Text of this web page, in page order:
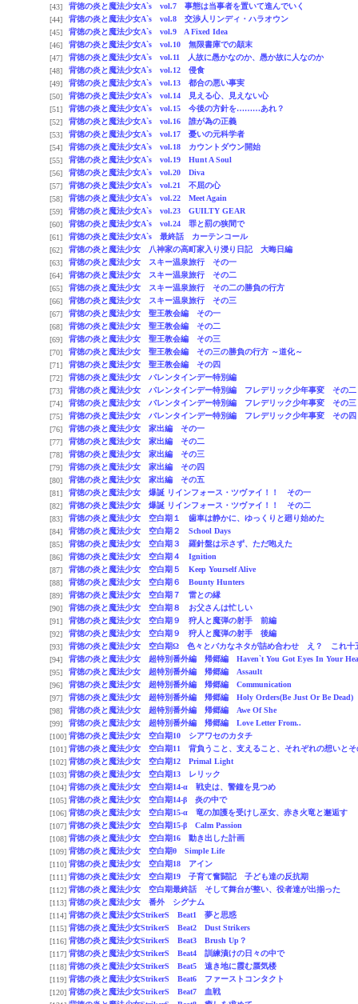
[43]
背徳の炎と魔法少女A`s vol.7 事態は当事者を置いて進んでいく
[44]
背徳の炎と魔法少女A`s vol.8 交渉人リンディ・ハラオウン
[45]
背徳の炎と魔法少女A`s vol.9 A Fixed Idea
[46]
背徳の炎と魔法少女A`s vol.10 無限書庫での顛末
[47]
背徳の炎と魔法少女A`s vol.11 人故に愚かなのか、愚か故に人なのか
[48]
背徳の炎と魔法少女A`s vol.12 侵食
[49]
背徳の炎と魔法少女A`s vol.13 都合の悪い事実
[50]
背徳の炎と魔法少女A`s vol.14 見える心、見えない心
[51]
背徳の炎と魔法少女A`s vol.15 今後の方針を………あれ？
[52]
背徳の炎と魔法少女A`s vol.16 誰が為の正義
[53]
背徳の炎と魔法少女A`s vol.17 憂いの元科学者
[54]
背徳の炎と魔法少女A`s vol.18 カウントダウン開始
[55]
背徳の炎と魔法少女A`s vol.19 Hunt A Soul
[56]
背徳の炎と魔法少女A`s vol.20 Diva
[57]
背徳の炎と魔法少女A`s vol.21 不屈の心
[58]
背徳の炎と魔法少女A`s vol.22 Meet Again
[59]
背徳の炎と魔法少女A`s vol.23 GUILTY GEAR
[60]
背徳の炎と魔法少女A`s vol.24 罪と罰の狭間で
[61]
背徳の炎と魔法少女A`s 最終話 カーテンコール
[62]
背徳の炎と魔法少女 八神家の高町家入り浸り日記 大晦日編
[63]
背徳の炎と魔法少女 スキー温泉旅行 その一
[64]
背徳の炎と魔法少女 スキー温泉旅行 その二
[65]
背徳の炎と魔法少女 スキー温泉旅行 その二の勝負の行方
[66]
背徳の炎と魔法少女 スキー温泉旅行 その三
[67]
背徳の炎と魔法少女 聖王教会編 その一
[68]
背徳の炎と魔法少女 聖王教会編 その二
[69]
背徳の炎と魔法少女 聖王教会編 その三
[70]
背徳の炎と魔法少女 聖王教会編 その三の勝負の行方 ～道化～
[71]
背徳の炎と魔法少女 聖王教会編 その四
[72]
背徳の炎と魔法少女 バレンタインデー特別編
[73]
背徳の炎と魔法少女 バレンタインデー特別編 フレデリック少年事変 その二
[74]
背徳の炎と魔法少女 バレンタインデー特別編 フレデリック少年事変 その三
[75]
背徳の炎と魔法少女 バレンタインデー特別編 フレデリック少年事変 その四
[76]
背徳の炎と魔法少女 家出編 その一
[77]
背徳の炎と魔法少女 家出編 その二
[78]
背徳の炎と魔法少女 家出編 その三
[79]
背徳の炎と魔法少女 家出編 その四
[80]
背徳の炎と魔法少女 家出編 その五
[81]
背徳の炎と魔法少女 爆誕 リインフォース・ツヴァイ！！ その一
[82]
背徳の炎と魔法少女 爆誕 リインフォース・ツヴァイ！！ その二
[83]
背徳の炎と魔法少女 空白期１ 歯車は静かに、ゆっくりと廻り始めた
[84]
背徳の炎と魔法少女 空白期２ School Days
[85]
背徳の炎と魔法少女 空白期３ 羅針盤は示さず、ただ咆えた
[86]
背徳の炎と魔法少女 空白期４ Ignition
[87]
背徳の炎と魔法少女 空白期５ Keep Yourself Alive
[88]
背徳の炎と魔法少女 空白期６ Bounty Hunters
[89]
背徳の炎と魔法少女 空白期７ 雷との縁
[90]
背徳の炎と魔法少女 空白期８ お父さんは忙しい
[91]
背徳の炎と魔法少女 空白期９ 狩人と魔弾の射手 前編
[92]
背徳の炎と魔法少女 空白期９ 狩人と魔弾の射手 後編
[93]
背徳の炎と魔法少女 空白期Ω 色々とバカなネタが詰め合わせ え？ これ十
[94]
背徳の炎と魔法少女 超特別番外編 帰郷編 Haven`t You Got Eyes In Your
[95]
背徳の炎と魔法少女 超特別番外編 帰郷編 Assault
[96]
背徳の炎と魔法少女 超特別番外編 帰郷編 Communication
[97]
背徳の炎と魔法少女 超特別番外編 帰郷編 Holy Orders(Be Just Or Be Dead)
[98]
背徳の炎と魔法少女 超特別番外編 帰郷編 Awe Of She
[99]
背徳の炎と魔法少女 超特別番外編 帰郷編 Love Letter From..
[100] 背徳の炎と魔法少女 空白期10 シアワセのカタチ
[101] 背徳の炎と魔法少女 空白期11 背負うこと、支えること、それぞれの想いとそ
[102] 背徳の炎と魔法少女 空白期12 Primal Light
[103] 背徳の炎と魔法少女 空白期13 レリック
[104] 背徳の炎と魔法少女 空白期14-α 戦史は、警鐘を見つめ
[105] 背徳の炎と魔法少女 空白期14-β 炎の中で
[106] 背徳の炎と魔法少女 空白期15-α 竜の加護を受けし巫女、赤き火竜と邂逅す
[107] 背徳の炎と魔法少女 空白期15-β Calm Passion
[108] 背徳の炎と魔法少女 空白期16 動き出した計画
[109] 背徳の炎と魔法少女 空白期θ Simple Life
[110] 背徳の炎と魔法少女 空白期18 アイン
[111] 背徳の炎と魔法少女 空白期19 子育て奮闘記 子ども達の反抗期
[112] 背徳の炎と魔法少女 空白期最終話 そして舞台が整い、役者達が出揃った
[113] 背徳の炎と魔法少女 番外 シグナム
[114] 背徳の炎と魔法少女StrikerS Beat1 夢と思惑
[115] 背徳の炎と魔法少女StrikerS Beat2 Dust Strikers
[116] 背徳の炎と魔法少女StrikerS Beat3 Brush Up？
[117] 背徳の炎と魔法少女StrikerS Beat4 訓練漬けの日々の中で
[118] 背徳の炎と魔法少女StrikerS Beat5 遠き地に霞む蜃気楼
[119] 背徳の炎と魔法少女StrikerS Beat6 ファーストコンタクト
[120] 背徳の炎と魔法少女StrikerS Beat7 血戦